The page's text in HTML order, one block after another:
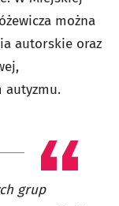
można
autorskie oraz
autyzmu.
grup